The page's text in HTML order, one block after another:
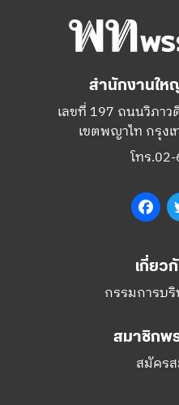
สำนักงานให
เลขที่ 197 ถนนวิภาว
เขตพญาไท กรุง
โทร
เกี่ยว
กรรมการบ
สมาชิกพ
สมัคร